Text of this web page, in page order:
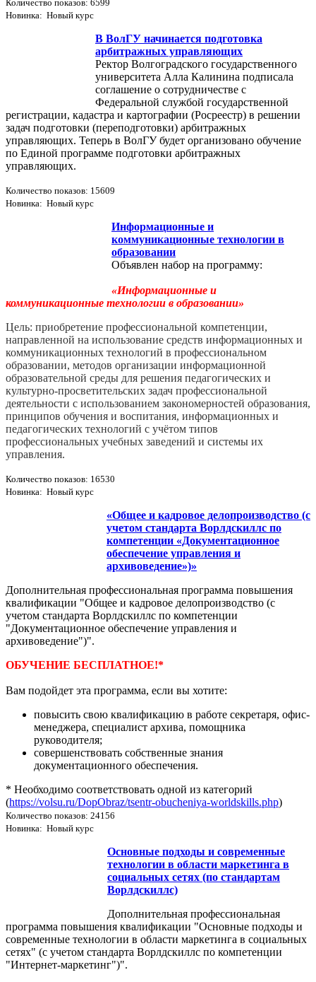
Количество показов: 6599
Новинка: Новый курс
В ВолГУ начинается подготовка
арбитражных управляющих
Ректор Волгоградского государственного
университета Алла Калинина подписала
соглашение о сотрудничестве с
Федеральной службой государственной
регистрации, кадастра и картографии (Росреестр) в решении
задач подготовки (переподготовки) арбитражных
управляющих. Теперь в ВолГУ будет организовано обучение
по Единой программе подготовки арбитражных
управляющих.
Количество показов: 15609
Новинка: Новый курс
Информационные и
коммуникационные технологии в
образовании
Объявлен набор на программу:
«Информационные и
коммуникационные технологии в образовании»
Цель: приобретение профессиональной компетенции,
направленной на использование средств информационных и
коммуникационных технологий в профессиональном
образовании, методов организации информационной
образовательной среды для решения педагогических и
культурно-­просветительских задач профессиональной
деятельности с использованием закономерностей образования,
принципов обучения и воспитания, информационных и
педагогических технологий с учётом типов
профессиональных учебных заведений и системы их
управления.
Количество показов: 16530
Новинка: Новый курс
«Общее и кадровое делопроизводство (с
учетом стандарта Ворлдскиллс по
компетенции «Документационное
обеспечение управления и
архивоведение»)»
Дополнительная профессиональная программа повышения
квалификации "Общее и кадровое делопроизводство (с
учетом стандарта Ворлдскиллс по компетенции
"Документационное обеспечение управления и
архивоведение")".
ОБУЧЕНИЕ БЕСПЛАТНОЕ!*
Вам подойдет эта программа, если вы хотите:
повысить свою квалификацию в работе секретаря, офис-
менеджера, специалист архива, помощника
руководителя;
совершенствовать собственные знания
документационного обеспечения.
* Необходимо соответствовать одной из категорий
(https://volsu.ru/DopObraz/tsentr-obucheniya-worldskills.php)
Количество показов: 24156
Новинка: Новый курс
Основные подходы и современные
технологии в области маркетинга в
социальных сетях (по стандартам
Ворлдскиллс)
Дополнительная профессиональная
программа повышения квалификации "Основные подходы и
современные технологии в области маркетинга в социальных
сетях" (с учетом стандарта Ворлдскиллс по компетенции
"Интернет-маркетинг")".